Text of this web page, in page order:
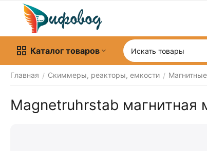
Каталог товаров
Главная / Скиммеры, реакторы, емкости /
Magnetruhrstab магнитная